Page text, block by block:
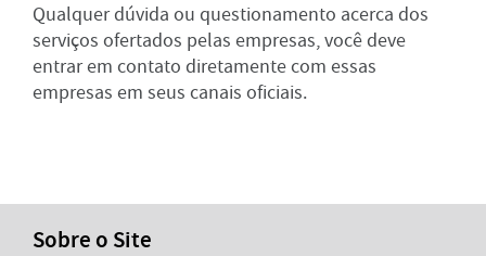
Qualquer dúvida ou questionamento acerca dos
serviços ofertados pelas empresas, você deve
entrar em contato diretamente com essas
empresas em seus canais oficiais.
Sobre o Site